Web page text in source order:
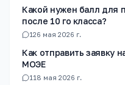
Какой нужен балл для
после 10 го класса?
126 мая 2026 г.
Как отправить заявку
МОЭЕ
1 18 мая 2026 г.